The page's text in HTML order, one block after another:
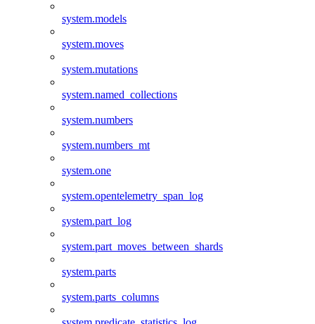
system.models
system.moves
system.mutations
system.named_collections
system.numbers
system.numbers_mt
system.one
system.opentelemetry_span_log
system.part_log
system.part_moves_between_shards
system.parts
system.parts_columns